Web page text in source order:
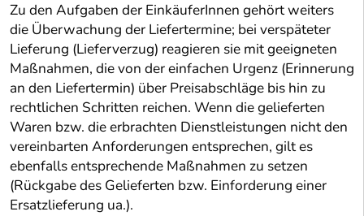
Zu den Aufgaben der EinkäuferInnen gehört weiters
die Überwachung der Liefertermine; bei verspäteter
Lieferung (Lieferverzug) reagieren sie mit geeigneten
Maßnahmen, die von der einfachen Urgenz (Erinnerung
an den Liefertermin) über Preisabschläge bis hin zu
rechtlichen Schritten reichen. Wenn die gelieferten
Waren bzw. die erbrachten Dienstleistungen nicht den
vereinbarten Anforderungen entsprechen, gilt es
ebenfalls entsprechende Maßnahmen zu setzen
(Rückgabe des Gelieferten bzw. Einforderung einer
Ersatzlieferung ua.).